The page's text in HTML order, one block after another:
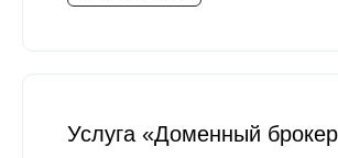
Услуга «Доменный